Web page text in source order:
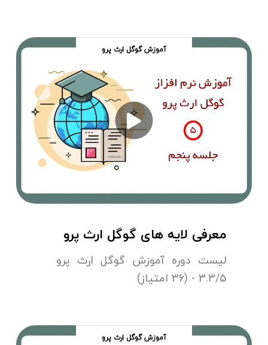
آموزش گوگل ارث پرو
معرفی لایه های گوگل ارث پرو
لیست دوره آموزش گوگل ارث پرو
3.3/5 - (36 امتیاز)
آموزش گوگل ارث پرو